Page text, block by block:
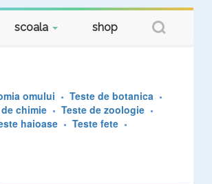
scoala shop
omului
Teste de botanica
chimie
Teste de zoologie
haioase
Teste fete